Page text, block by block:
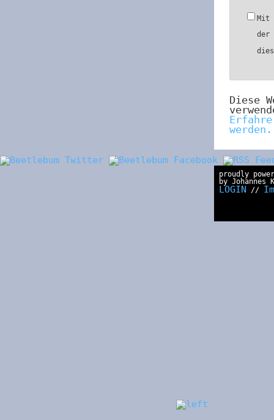
Mit
der
Diese
werden.
proudly
by Johannes
LOGIN //